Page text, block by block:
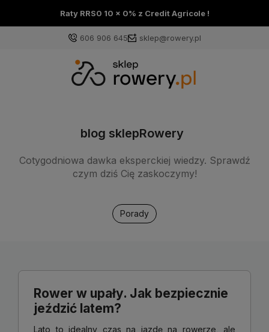
Raty RRS0 10 x 0% z Credit Agricole !
606 906 645 sklep@rowery.pl
blog sklepRowery
Cotygodniowa dawka eksperckiej wiedzy. Sprawdź
czym dziś Cię zaskoczymy!
Porady
Rower w upały. Jak bezpiecznie
jeździć latem?
Lato to idealny czas na jazdę na rowerze, ale